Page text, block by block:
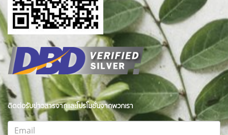
ติดต่อรับข่าวสารจากและโปรโมชั่นจากพวกเรา